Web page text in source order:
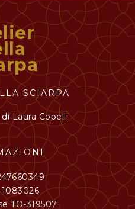
SCIARPA
Laura Copelli
TO-319507